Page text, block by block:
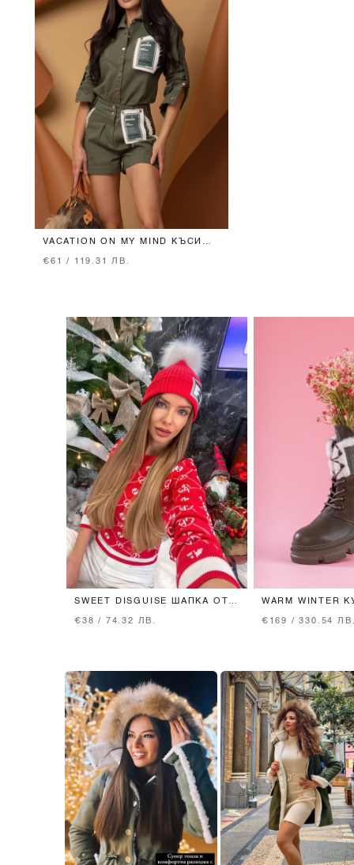
VACATION ON MY MIND КЪСИ
€61 / 119.31 ЛВ.
SWEET DISGUISE ШАПКА ОТ
€38 / 74.32 ЛВ.
WARM WINTER
€169 / 330.54